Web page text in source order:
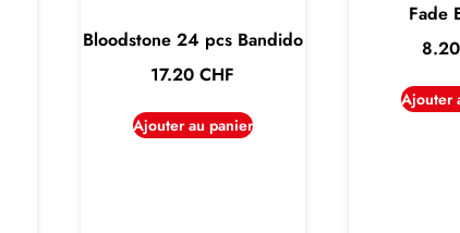
Bloodstone 24 pcs Bandido
17.20CHF
Ajouter au panier
Fade
Ajouter